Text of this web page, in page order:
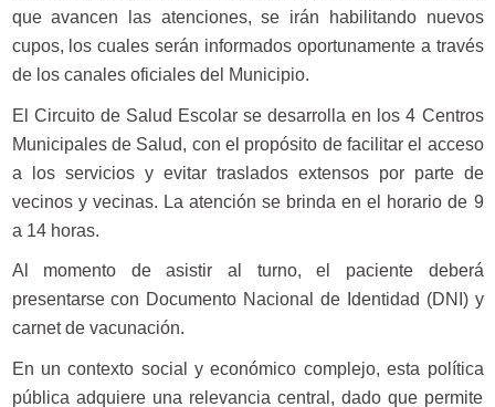
que avancen las atenciones, se irán habilitando nuevos
cupos, los cuales serán informados oportunamente a través
de los canales oficiales del Municipio.
El Circuito de Salud Escolar se desarrolla en los 4 Centros
Municipales de Salud, con el propósito de facilitar el acceso
a los servicios y evitar traslados extensos por parte de
vecinos y vecinas. La atención se brinda en el horario de 9
a 14 horas.
Al momento de asistir al turno, el paciente deberá
presentarse con Documento Nacional de Identidad (DNI) y
carnet de vacunación.
En un contexto social y económico complejo, esta política
pública adquiere una relevancia central, dado que permite